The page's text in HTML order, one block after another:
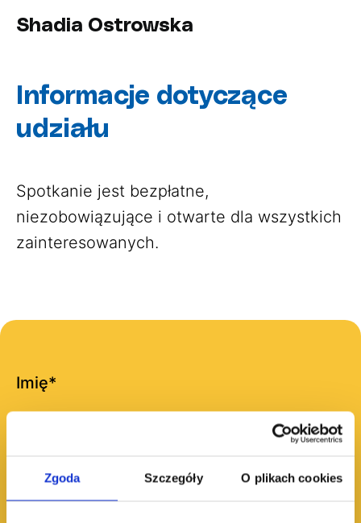
Zgoda Szczegóły O plikach cookies
Shadia Ostrowska
Informacje dotyczące
udziału
Spotkanie jest bezpłatne,
niezobowiązujące i otwarte dla wszystkich
zainteresowanych.
Imię*
Nazwisko